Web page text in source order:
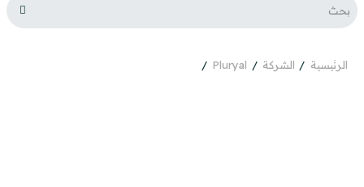
الرئيسية الشركة Pluryal